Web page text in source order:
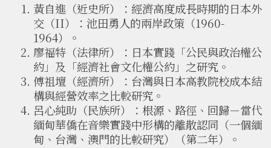
黃自進（近史所）：經濟高度成長時期的日本外
交（II）：池田勇人的兩岸政策（1960-
1964）。
廖福特（法律所）：日本實踐「公民與政治權公
約」及「經濟社會文化權公約」之研究。
傅祖壇（經濟所）：台灣與日本高教院校成本結
構與經營效率之比較研究。
呂心純助（民族所）：根源、路徑、回歸－當代
緬甸華僑在音樂實踐中形構的離散認同（一個緬
甸、台灣、澳門的比較研究）（第二年）。